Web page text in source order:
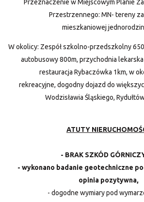
Przeznaczenie w Miejscowym Planie
Przestrzennego: MN- tereny
mieszkaniowej
W okolicy: Zespół szkolno-przedszkolny
autobusowy 800m, przychodnia lekarska
restauracja Rybaczówka 1km, w
rekreacyjne, dogodny dojazd do
Wodzisławia Śląskiego,
ATUTY
- BRAK SZKÓD
- wykonano badanie geotechniczne
opinia pozytywna,
- dogodne wymiary pod